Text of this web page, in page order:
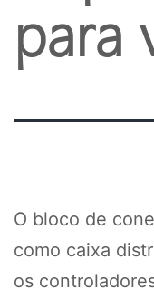
para
O bloco de
como caixa
os